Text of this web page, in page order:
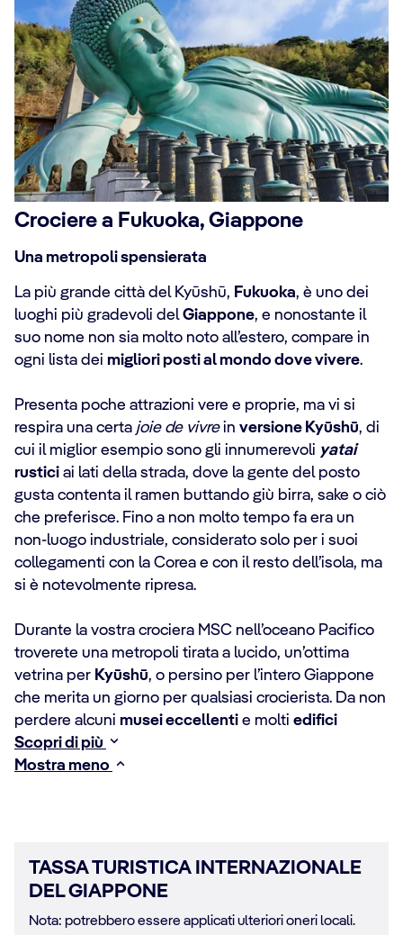
Crociere a Fukuoka, Giappone
Una metropoli spensierata
La più grande città del Kyūshū, Fukuoka, è uno dei
luoghi più gradevoli delGiappone, e nonostante il
suo nome non sia molto noto all’estero, compare in
ogni lista dei migliori posti al mondo dove vivere.
Presenta poche attrazioni vere e proprie, ma vi si
respira una certa joie de vivrein versione Kyūshū, di
cui il miglior esempio sono gli innumerevoli yatai
rustici ai lati della strada, dove la gente del posto
gusta contenta il ramen buttando giù birra, sake o ciò
che preferisce. Fino a non molto tempo fa era un
non-luogo industriale, considerato solo per i suoi
collegamenti con la Corea e con il resto dell’isola, ma
si è notevolmente ripresa.
Durante la vostra crociera MSC nell’oceano Pacifico
troverete una metropoli tirata a lucido, un’ottima
vetrina per Kyūshū, o persino per l’intero Giappone
che merita un giorno per qualsiasi crocierista. Da non
perdere alcuni musei eccellenti e molti edifici
Scopri di più
Mostra meno
TASSA TURISTICA INTERNAZIONALE
DEL GIAPPONE
Nota: potrebbero essere applicati ulteriori oneri locali.